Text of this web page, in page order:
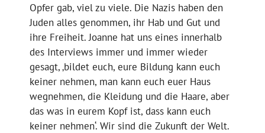
Opfer gab, viel zu viele. Die Nazis haben den
Juden alles genommen, ihr Hab und Gut und
ihre Freiheit. Joanne hat uns eines innerhalb
des Interviews immer und immer wieder
gesagt, ‚bildet euch, eure Bildung kann euch
keiner nehmen, man kann euch euer Haus
wegnehmen, die Kleidung und die Haare, aber
das was in eurem Kopf ist, dass kann euch
keiner nehmen‘. Wir sind die Zukunft der Welt.